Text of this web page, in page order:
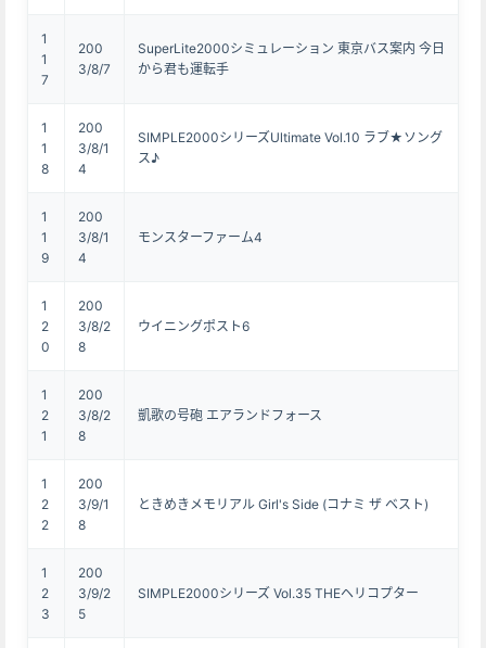
1
1
7
200
3/8/7
SuperLite2000シミュレーション 東京バス案内 今日
から君も運転手
1
1
8
200
3/8/1
4
SIMPLE2000シリーズUltimate Vol.10 ラブ★ソング
ス♪
1
1
9
200
3/8/1
4
モンスターファーム4
1
2
0
200
3/8/2
8
ウイニングポスト6
1
2
1
200
3/8/2
8
凱歌の号砲 エアランドフォース
1
2
2
200
3/9/1
8
ときめきメモリアル Girl's Side (コナミ ザ ベスト)
1
2
3
200
3/9/2
5
SIMPLE2000シリーズ Vol.35 THEヘリコプター